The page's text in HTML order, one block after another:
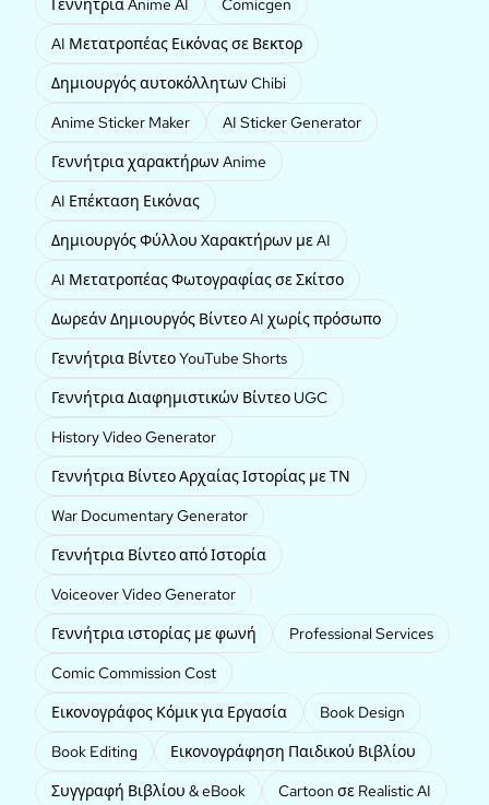
Γεννήτρια Anime AI
Comicgen
AI Μετατροπέας Εικόνας σε Βεκτορ
Δημιουργός αυτοκόλλητων Chibi
Anime Sticker Maker
AI Sticker Generator
Γεννήτρια χαρακτήρων Anime
AI Επέκταση Εικόνας
Δημιουργός Φύλλου Χαρακτήρων με AI
AI Μετατροπέας Φωτογραφίας σε Σκίτσο
Δωρεάν Δημιουργός Βίντεο AI χωρίς πρόσωπο
Γεννήτρια Βίντεο YouTube Shorts
Γεννήτρια Διαφημιστικών Βίντεο UGC
History Video Generator
Γεννήτρια Βίντεο Αρχαίας Ιστορίας με ΤΝ
War Documentary Generator
Γεννήτρια Βίντεο από Ιστορία
Voiceover Video Generator
Γεννήτρια ιστορίας με φωνή
Professional Services
Comic Commission Cost
Εικονογράφος Κόμικ για Εργασία
Book Design
Book Editing
Εικονογράφηση Παιδικού Βιβλίου
Συγγραφή Βιβλίου & eBook
Cartoon σε Realistic AI